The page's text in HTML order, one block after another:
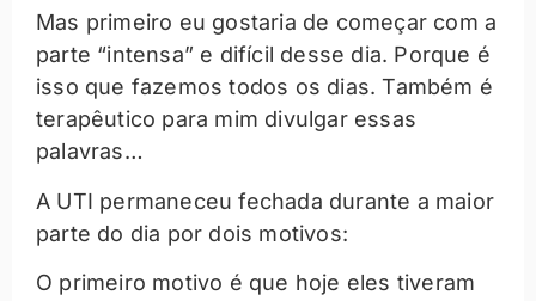
Mas primeiro eu gostaria de começar com a
parte “intensa” e difícil desse dia. Porque é
isso que fazemos todos os dias. Também é
terapêutico para mim divulgar essas
palavras…
A UTI permaneceu fechada durante a maior
parte do dia por dois motivos:
O primeiro motivo é que hoje eles tiveram